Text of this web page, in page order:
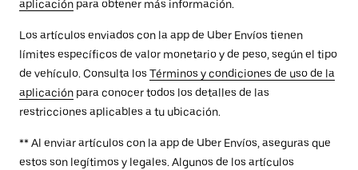
aplicación para obtener más información.
Los artículos enviados con la app de Uber Envíos tienen
límites específicos de valor monetario y de peso, según el tipo
de vehículo. Consulta los Términos y condiciones de uso de la
aplicación para conocer todos los detalles de las
restricciones aplicables a tu ubicación.
** Al enviar artículos con la app de Uber Envíos, aseguras que
estos son legítimos y legales. Algunos de los artículos